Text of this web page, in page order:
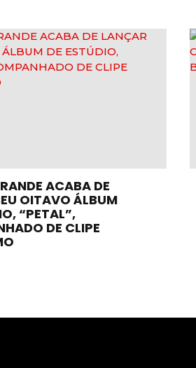
ACABA DE
OITAVO ÁLBUM
“PETAL”,
DE CLIPE